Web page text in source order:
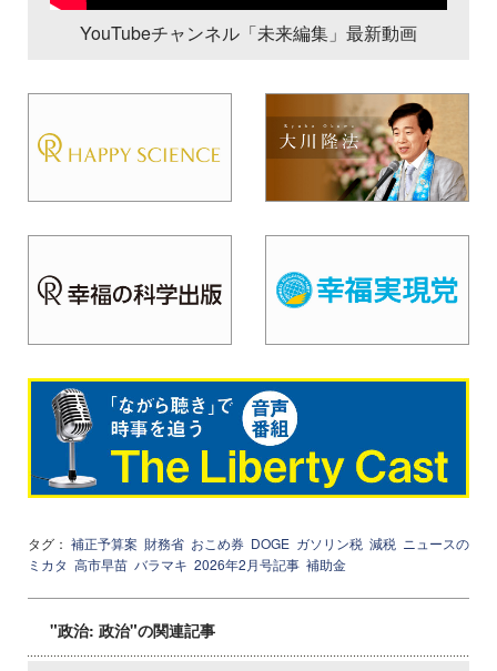
YouTubeチャンネル「未来編集」最新動画
タグ： 補正予算案 財務省 おこめ券 DOGE ガソリン税 減税 ニュースの
ミカタ 高市早苗 バラマキ 2026年2月号記事 補助金
"政治: 政治"の関連記事